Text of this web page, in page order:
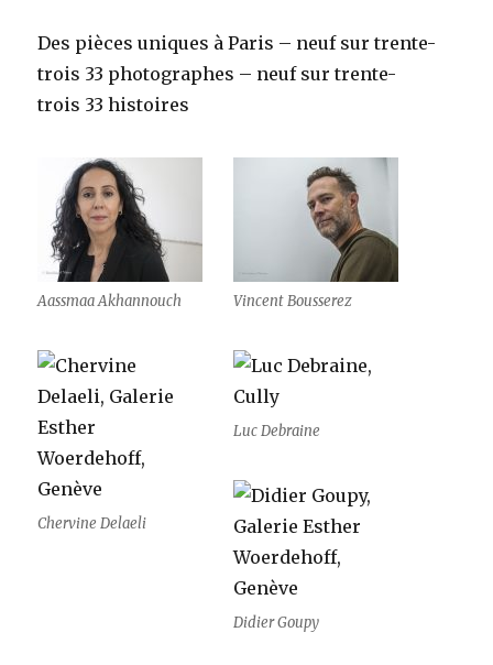
Des pièces uniques à Paris – neuf sur trente-
trois 33 photographes – neuf sur trente-
trois 33 histoires
Aassmaa Akhannouch Vincent Bousserez
Chervine Delaeli
Luc Debraine
Didier Goupy